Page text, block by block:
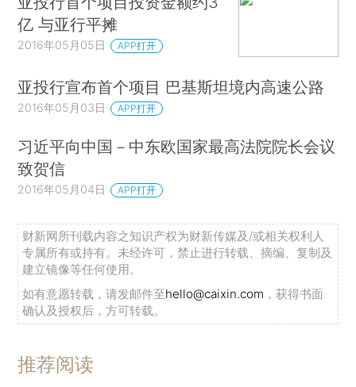
亿 与亚行平摊
2016年05月05日 APP打开
亚投行宣布首个项目 巴基斯坦境内高速公路
2016年05月03日 APP打开
习近平向中国－中东欧国家最高法院院长会议
致贺信
2016年05月04日 APP打开
财新网所刊载内容之知识产权为财新传媒及/或相关权利人
专属所有或持有。未经许可，禁止进行转载、摘编、复制及
建立镜像等任何使用。
如有意愿转载，请发邮件至hello@caixin.com ，获得书面
确认及授权后，方可转载。
推荐阅读